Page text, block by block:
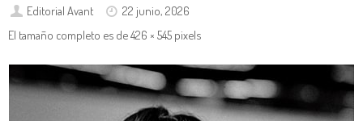
Editorial Avant
22 junio, 2026
El tamaño completo es de426 × 545 pixels